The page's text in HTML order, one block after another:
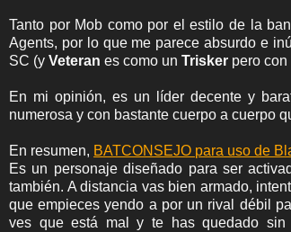
Tanto por Mob como por el estilo de la
Agents, por lo que me parece absurdo e
SC (y Veteran es como un Trisker pero
En mi opinión, es un líder decente y
numerosa y con bastante cuerpo a cuerpo
En resumen, BATCONSEJO para uso de
Es un personaje diseñado para ser
también. A distancia vas bien armado,
que empieces yendo a por un rival débil
ves que está mal y te has quedado sin